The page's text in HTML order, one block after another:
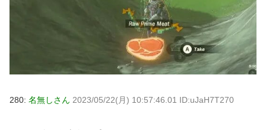
280: 名無しさん 2023/05/22(月) 10:57:46.01 ID:uJaH7T270